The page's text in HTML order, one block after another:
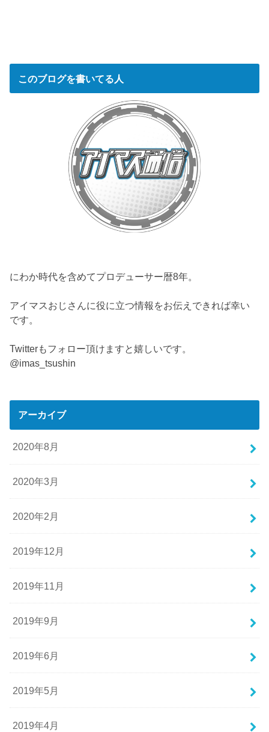
このブログを書いてる人
にわか時代を含めてプロデューサー暦8年。
アイマスおじさんに役に立つ情報をお伝えできれば幸い
です。
Twitterもフォロー頂けますと嬉しいです。
@imas_tsushin
アーカイブ
2020年8月
2020年3月
2020年2月
2019年12月
2019年11月
2019年9月
2019年6月
2019年5月
2019年4月